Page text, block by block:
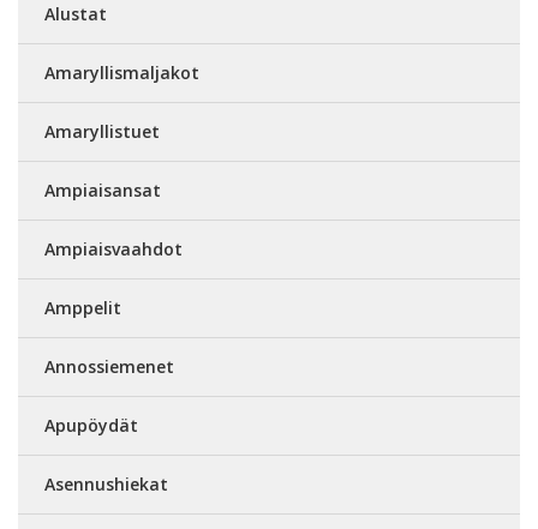
Alustat
Amaryllismaljakot
Amaryllistuet
Ampiaisansat
Ampiaisvaahdot
Amppelit
Annossiemenet
Apupöydät
Asennushiekat